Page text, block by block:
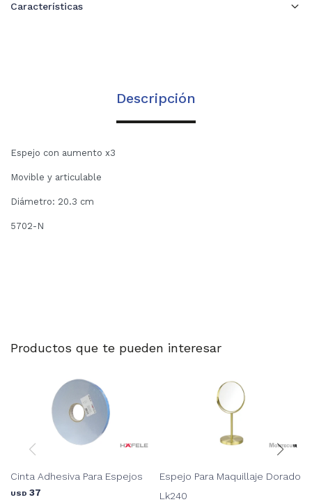
Características
Descripción
Espejo con aumento x3
Movible y articulable
Diámetro: 20.3 cm
5702-N
Productos que te pueden interesar
Cinta Adhesiva Para Espejos
USD 37
Espejo Para Maquillaje Dorado
Lk240